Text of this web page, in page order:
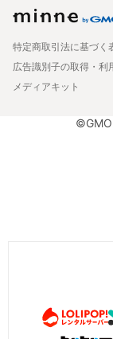
特定商取引法に基づく
広告識別子の取得・利
メディアキット